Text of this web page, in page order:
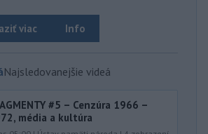
Info
viac
Najsledovanejšie videá
#5 – Cenzúra 1966 –
média a kultúra